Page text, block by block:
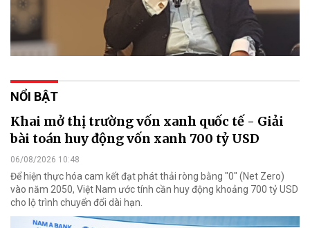
NỔI BẬT
Khai mở thị trường vốn xanh quốc tế - Giải
bài toán huy động vốn xanh 700 tỷ USD
06/08/2026 10:48
Để hiện thực hóa cam kết đạt phát thải ròng bằng "0" (Net Zero)
vào năm 2050, Việt Nam ước tính cần huy động khoảng 700 tỷ USD
cho lộ trình chuyển đổi dài hạn.